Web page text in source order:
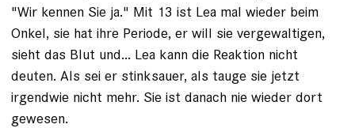
"Wir kennen Sie ja." Mit 13 ist Lea mal wieder beim
Onkel, sie hat ihre Periode, er will sie vergewaltigen,
sieht das Blut und... Lea kann die Reaktion nicht
deuten. Als sei er stinksauer, als tauge sie jetzt
irgendwie nicht mehr. Sie ist danach nie wieder dort
gewesen.